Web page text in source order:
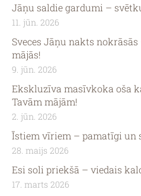
Jāņu saldie gardumi –
11. jūn. 2026
Sveces Jāņu nakts
mājās!
9. jūn. 2026
Ekskluzīva masīvkoka oša
Tavām mājām!
2. jūn. 2026
Īstiem vīriem – pamatīgi un
28. maijs 2026
Esi soli priekšā – viedais
17. marts 2026